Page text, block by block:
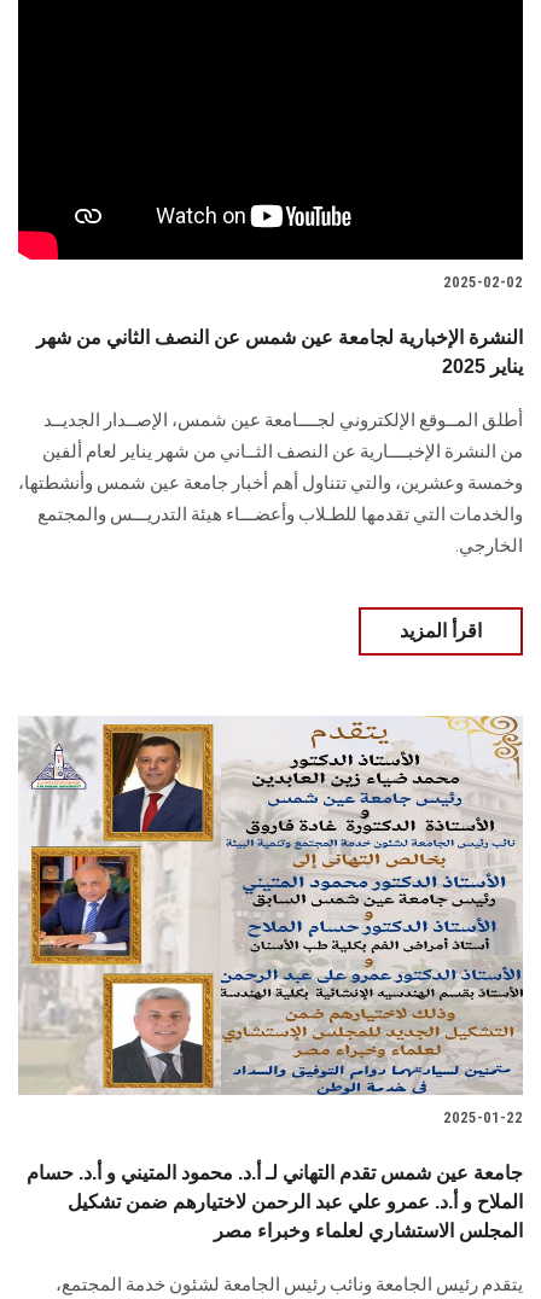
2025-02-02
النشرة الإخبارية لجامعة عين شمس عن النصف الثاني من شهر
يناير 2025
أطلق المــوقع الإلكتروني لجــــامعة عين شمس، الإصــدار الجديــد
من النشرة الإخبــــارية عن النصف ‏الثــاني من شهر يناير لعام ألفين
وخمسة وعشرين، والتي تتناول أهم أخبار جامعة عين شمس وأنشطتها،
والخدمات ‏التي تقدمها للطـلاب وأعضـــاء هيئة التدريـــس والمجتمع
الخارجي‎.‎
اقرأ المزيد
2025-01-22
جامعة عين شمس تقدم التهاني لـ أ.د. محمود المتيني و أ.د. حسام
الملاح و أ.د. عمرو علي عبد الرحمن لاختيارهم ضمن تشكيل
المجلس الاستشاري لعلماء ‏وخبراء مصر
يتقدم‎ ‎رئيس الجامعة ونائب رئيس الجامعة لشئون خدمة المجتمع‎‎،